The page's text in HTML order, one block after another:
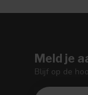
Meld je
Blijf op de